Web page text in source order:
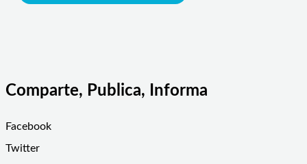
Comparte, Publica, Informa
Facebook
Twitter